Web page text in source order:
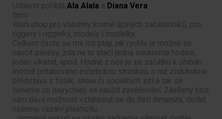
Událost pořádá Ala Alala a Diana Vera
Brno
Workshop pro všechny kromě úplných začátečníků, pro
riggery i riggerky, modely i modelky.
Celkem často se mě lidi ptají, jak rychle je možné se
naučit závěsy, zda na to stačí jedna soukromá hodina,
jeden víkend, apod. Hodně z nás je ze začátku k shibari
mocně přitahováno estetickou stránkou, o niž získáváme
představu z fotek, show či sociálních sítí a tak se
ženeme co nejrychleji se naučit zavěšování. Závěsný bod
nám dává možnost vztáhnout se do třetí dimenze, dodat
našemu vázání plasticitu…